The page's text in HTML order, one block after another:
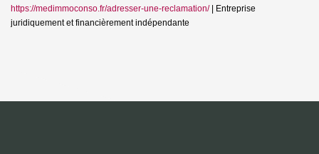
https://medimmoconso.fr/adresser-une-reclamation/| Entreprise
juridiquement et financièrement indépendante